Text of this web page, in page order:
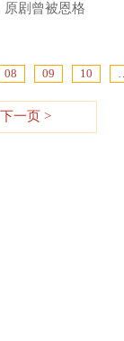
原剧曾被恩格
08 09 10
下一页 >